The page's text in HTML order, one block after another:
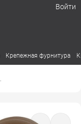
Войти
Крепежная фурнитура